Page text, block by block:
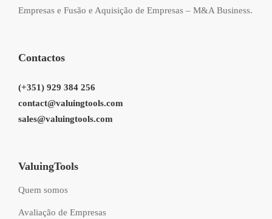
Empresas e Fusão e Aquisição de Empresas – M&A Business.
Contactos
(+351) 929 384 256
contact@valuingtools.com
sales@valuingtools.com
ValuingTools
Quem somos
Avaliação de Empresas